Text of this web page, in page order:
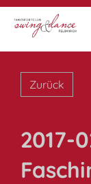
Zurück
2017-